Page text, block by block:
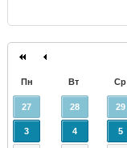
Пн Вт Ср
27 28 29
3 4 5